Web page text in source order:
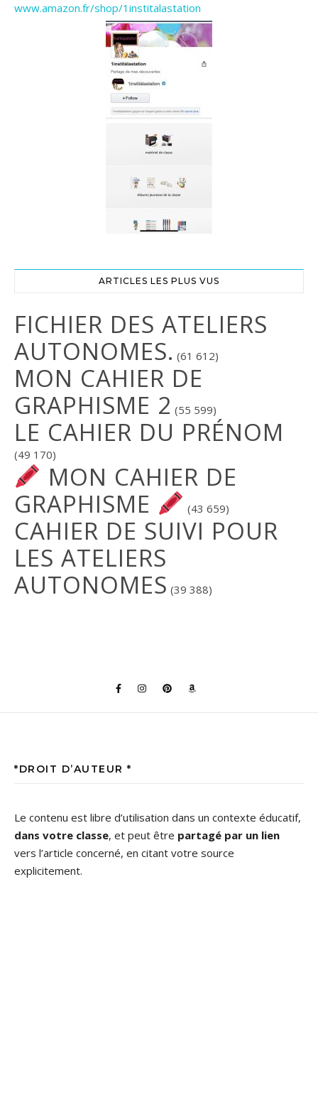
www.amazon.fr/shop/1institalastation
ARTICLES LES PLUS VUS
FICHIER DES ATELIERS
AUTONOMES. (61 612)
MON CAHIER DE
GRAPHISME 2 (55 599)
LE CAHIER DU PRÉNOM
(49 170)
MON CAHIER DE
GRAPHISME
(43 659)
CAHIER DE SUIVI POUR
LES ATELIERS
AUTONOMES (39 388)
*DROIT D’AUTEUR *
Le contenu est libre d’utilisation dans un contexte éducatif,
dans votre classe, et peut être partagé par un lien
vers l’article concerné, en citant votre source
explicitement.